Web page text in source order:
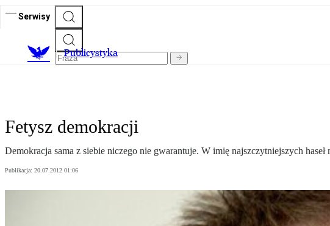
Serwisy
Publicystyka
Fetysz demokracji
Demokracja sama z siebie niczego nie gwarantuje. W imię najszczytniejszych
Publikacja: 20.07.2012 01:06